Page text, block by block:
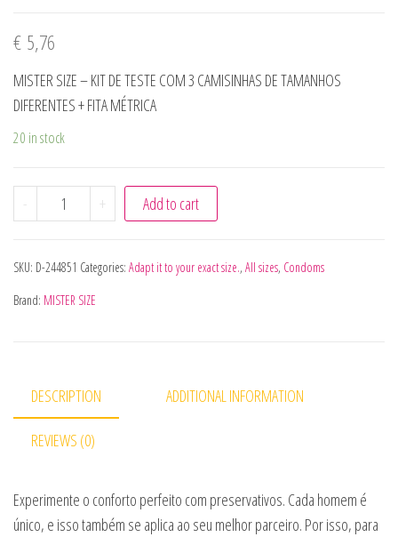
€ 5,76
MISTER SIZE – KIT DE TESTE COM 3 CAMISINHAS DE TAMANHOS
DIFERENTES + FITA MÉTRICA
20 in stock
- MISTER SIZE - KIT DE TESTE COM 3 CAMISINHAS DE
+ Add to cart
SKU: D-244851 Categories: Adapt it to your exact size., All sizes, Condoms
Brand: MISTER SIZE
DESCRIPTION ADDITIONAL INFORMATION
REVIEWS (0)
Experimente o conforto perfeito com preservativos. Cada homem é
único, e isso também se aplica ao seu melhor parceiro. Por isso, para